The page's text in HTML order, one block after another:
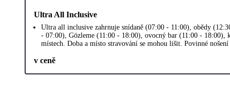
Ultra All Inclusive
Ultra all inclusive zahrnuje snídaně (07:00 - 11:00), obědy
- 07:00), Gözleme (11:00 - 18:00), ovocný bar (11:00 - 18:00),
místech. Doba a místo stravování se mohou lišit. Povinné
v ceně